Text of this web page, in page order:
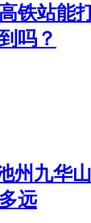
铁站能
吗？
州九华
远